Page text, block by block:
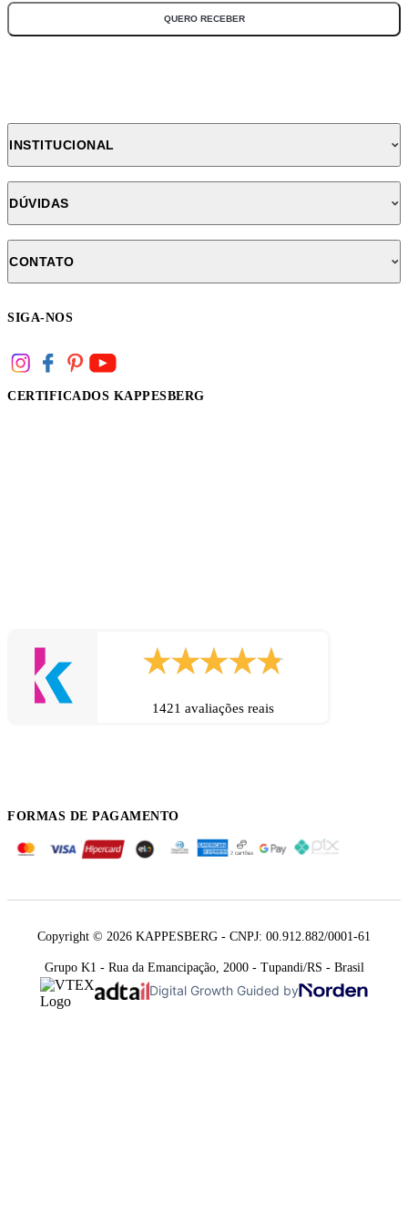
QUERO RECEBER
INSTITUCIONAL
DÚVIDAS
CONTATO
SIGA-NOS
CERTIFICADOS KAPPESBERG
1421 avaliações reais
FORMAS DE PAGAMENTO
Copyright © 2026 KAPPESBERG - CNPJ: 00.912.882/0001-61
Grupo K1 - Rua da Emancipação, 2000 - Tupandi/RS - Brasil
Digital Growth Guided by